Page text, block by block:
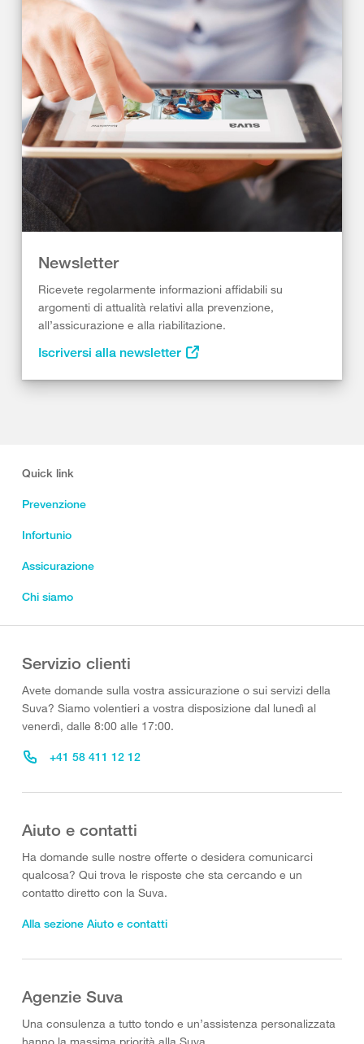
Newsletter
Ricevete regolarmente informazioni affidabili su
argomenti di attualità relativi alla prevenzione,
all’assicurazione e alla riabilitazione.
Iscriversi alla newsletter
Quick link
Prevenzione
Infortunio
Assicurazione
Chi siamo
Servizio clienti
Avete domande sulla vostra assicurazione o sui servizi della
Suva? Siamo volentieri a vostra disposizione dal lunedì al
venerdì, dalle 8:00 alle 17:00.
+41 58 411 12 12
Aiuto e contatti
Ha domande sulle nostre offerte o desidera comunicarci
qualcosa? Qui trova le risposte che sta cercando e un
contatto diretto con la Suva.
Alla sezione Aiuto e contatti
Agenzie Suva
Una consulenza a tutto tondo e un’assistenza personalizzata